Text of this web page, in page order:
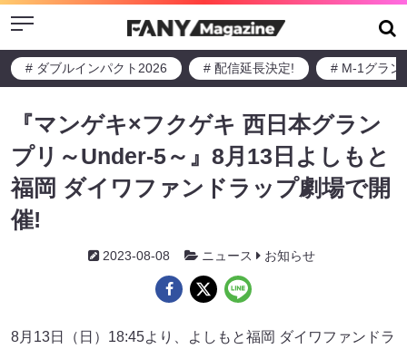
Menu
# ダブルインパクト2026 # 配信延長決定! # M-1グラン
『マンゲキ×フクゲキ 西日本グラン
プリ～Under-5～』8月13日よしもと
福岡 ダイワファンドラップ劇場で開
催!
2023-08-08 ニュース お知らせ
8月13日（日）18:45より、よしもと福岡 ダイワファンドラ